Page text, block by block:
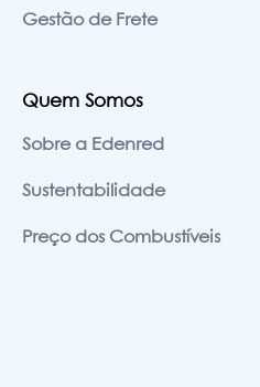
Gestão de Frete
Quem Somos
Sobre a Edenred
Sustentabilidade
Preço dos Combustíveis